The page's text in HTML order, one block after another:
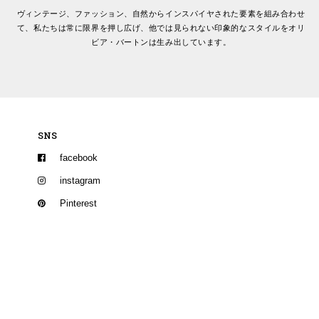
ヴィンテージ、ファッション、自然からインスパイヤされた要素を組み合わせ
て、私たちは常に限界を押し広げ、他では見られない印象的なスタイルをオリ
ビア・バートンは生み出しています。
SNS
facebook
instagram
Pinterest